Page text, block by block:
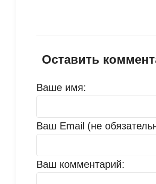
Оставить
Ваше имя:
Ваш Email (не
Ваш комментарий: